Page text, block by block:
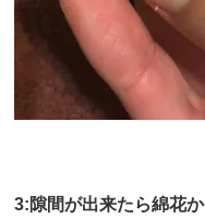
3:隙間が出来たら綿花